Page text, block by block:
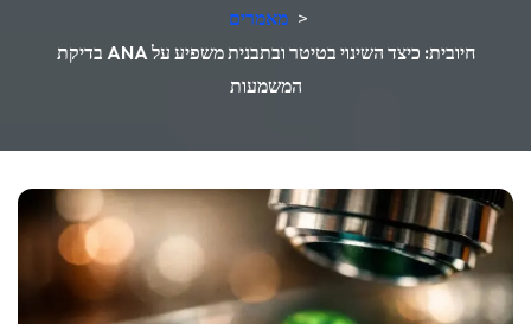
מאמרים >
בדיקת ANA חיובית: כיצד השינוי בטיטר ובתבנית משפיע על
המשמעות